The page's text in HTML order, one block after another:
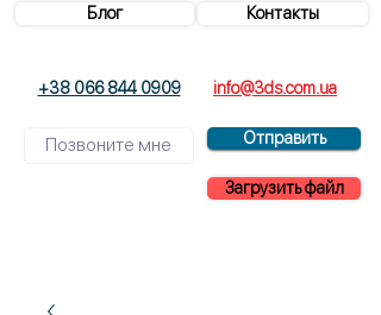
Контакты
+38 066 844 0909 info@3ds.com.ua
Отправить
Загрузить файл
Блог